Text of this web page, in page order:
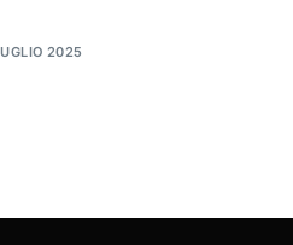
2025